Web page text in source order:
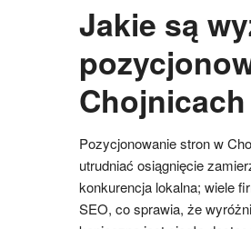
Jakie są
Chojnicach
Pozycjonowanie stron w
utrudniać osiągnięcie
konkurencja lokalna; wiele
SEO, co sprawia, że